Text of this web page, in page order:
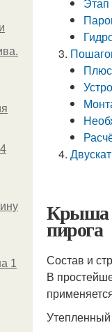
1
Крыша
пирога
Состав и
В
Утепленный